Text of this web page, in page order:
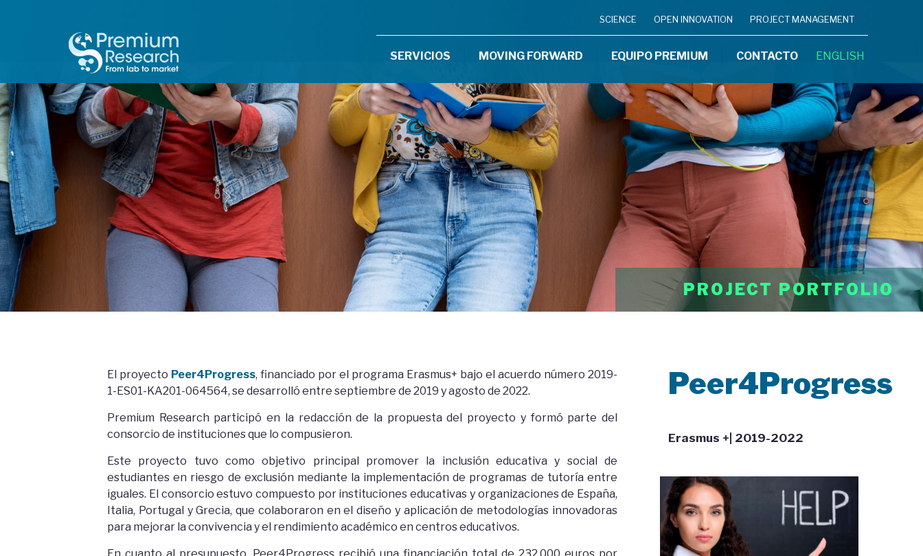
SCIENCE OPEN INNOVATION PROJECT MANAGEMENT
SERVICIOS MOVING FORWARD EQUIPO PREMIUM CONTACTO ENGLISH
PROJECT PORTFOLIO
El proyecto Peer4Progress, financiado por el programa Erasmus+ bajo el acuerdo número 2019-
1-ES01-KA201-064564, se desarrolló entre septiembre de 2019 y agosto de 2022.
Premium Research participó en la redacción de la propuesta del proyecto y formó parte del
consorcio de instituciones que lo compusieron.
Este proyecto tuvo como objetivo principal promover la inclusión educativa y social de
estudiantes en riesgo de exclusión mediante la implementación de programas de tutoría entre
iguales. El consorcio estuvo compuesto por instituciones educativas y organizaciones de España,
Italia, Portugal y Grecia, que colaboraron en el diseño y aplicación de metodologías innovadoras
para mejorar la convivencia y el rendimiento académico en centros educativos.
Peer4Progress
Erasmus +| 2019-2022